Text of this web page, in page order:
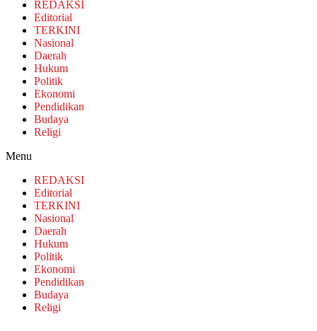
REDAKSI
Editorial
TERKINI
Nasional
Daerah
Hukum
Politik
Ekonomi
Pendidikan
Budaya
Religi
Menu
REDAKSI
Editorial
TERKINI
Nasional
Daerah
Hukum
Politik
Ekonomi
Pendidikan
Budaya
Religi